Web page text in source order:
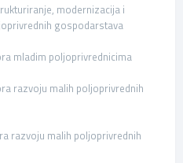
modernizacija i
gospodarstava
mladim poljoprivrednicima
razvoju malih poljoprivrednih
razvoju malih poljoprivrednih